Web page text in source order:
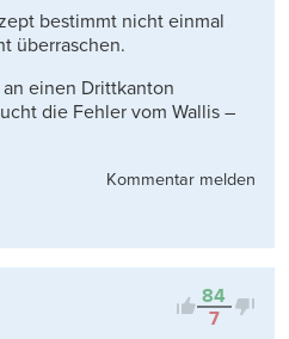
bestimmt nicht einmal
überraschen.
einen Drittkanton
die Fehler vom Wallis –
Kommentar melden
84
7